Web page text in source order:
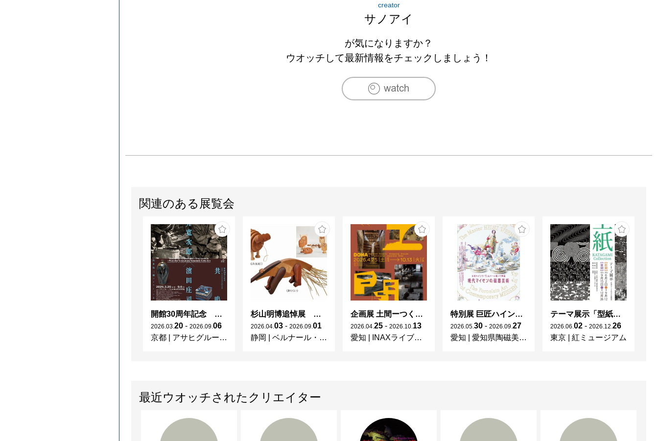
creator
サノアイ
が気になりますか？
ウオッチして最新情報をチェックしましょう！
関連のある展覧会
開館30周年記念 山本爲三郎・河井寬次郎没後60年記念 「共鳴 河井寬次郎 × 濱田庄司 ー山本爲三郎コレクションより」
2026 03 20 - 2026 09 06
京都
アサヒグループ大山崎山荘美術館
杉山明博追悼展 木とわたし―木工の妙技と美術教育
2026 04 03 - 2026 09 01
静岡
ベルナール・ビュフェ美術館
企画展 土間ーつくって、つかって、再発見ー
2026 04 25 - 2026 10 13
愛知
INAXライブミュージアム
特別展 巨匠ハインツ・ヴェルナーの描いた物語（メルヘン） ー現代マイセンの磁器芸術ー
2026 05 30 - 2026 09 27
愛知
愛知県陶磁美術館
テーマ展示「型紙 KATAGAMI Collection」
2026 06 02 - 2026 12 26
東京
紅ミュージアム
最近ウオッチされたクリエイター